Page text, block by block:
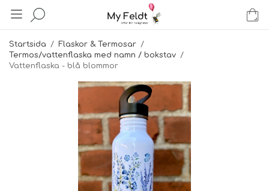
Startsida / Flaskor & Termosar /
Termos/vattenflaska med namn / bokstav /
Vattenflaska - blå blommor